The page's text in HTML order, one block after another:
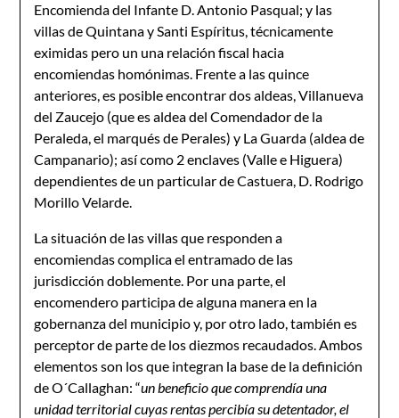
Encomienda del Infante D. Antonio Pasqual; y las
villas de Quintana y Santi Espíritus, técnicamente
eximidas pero un una relación fiscal hacia
encomiendas homónimas. Frente a las quince
anteriores, es posible encontrar dos aldeas, Villanueva
del Zaucejo (que es aldea del Comendador de la
Peraleda, el marqués de Perales) y La Guarda (aldea de
Campanario); así como 2 enclaves (Valle e Higuera)
dependientes de un particular de Castuera, D. Rodrigo
Morillo Velarde.
La situación de las villas que responden a
encomiendas complica el entramado de las
jurisdicción doblemente. Por una parte, el
encomendero participa de alguna manera en la
gobernanza del municipio y, por otro lado, también es
perceptor de parte de los diezmos recaudados. Ambos
elementos son los que integran la base de la definición
de O´Callaghan: “un beneficio que comprendía una
unidad territorial cuyas rentas percibía su detentador, el